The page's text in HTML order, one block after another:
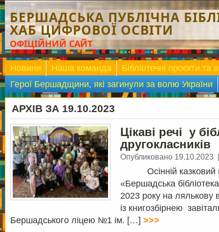
БЕРШАДСЬКА ПУБЛІЧНА
ХАБ ЦИФРОВОЇ ОСВІТИ
ОФІЦІЙНИЙ САЙТ
Новини Наша команда
Бібліотечні проєкти та
Герої Бершадщини, які загинули за волю України
АРХІВ ЗА 19.10.2023
Цікаві речі у
другокласників
Опубликовано 19.10.2023
Осінній казковий
«Бершадська
2023 року на лялькову
із книгозбірнею
Бершадського ліцею №1 ім. […] >>>